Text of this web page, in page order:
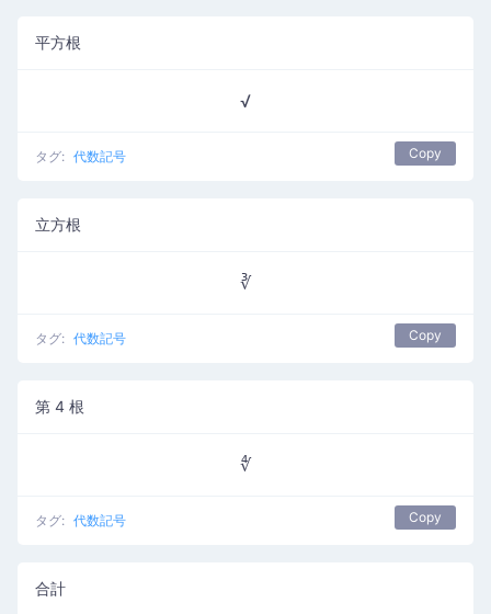
平方根
√
タグ: 代数記号 Copy
立方根
∛
タグ: 代数記号 Copy
第 4 根
∜
タグ: 代数記号 Copy
合計